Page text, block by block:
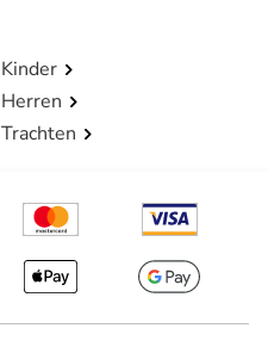
Kinder
Herren
Trachten